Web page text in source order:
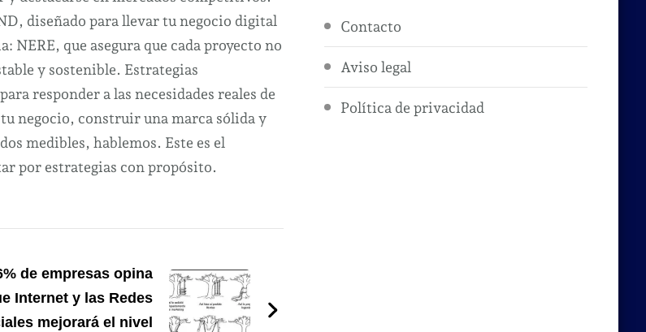
diseñado para llevar tu negocio digital
que asegura que cada proyecto no
y sostenible. Estrategias
responder a las necesidades reales de
negocio, construir una marca sólida y
medibles, hablemos. Este es el
por estrategias con propósito.
de empresas opina
Internet y las Redes
mejorará el nivel
Contacto
Aviso legal
Política de privacidad